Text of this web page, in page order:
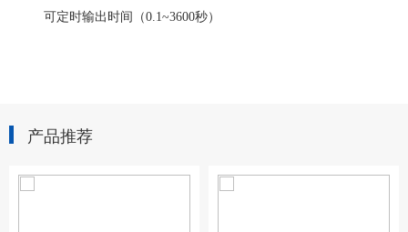
可定时输出时间（0.1~3600秒）
产品推荐